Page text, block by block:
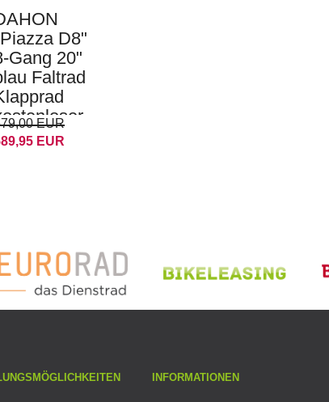
D8"
Gang 20"
Faltrad
EUR
EUR
INFORMATIONEN